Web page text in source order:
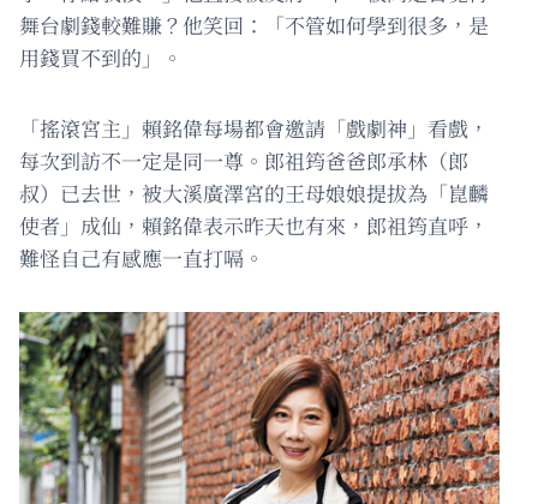
舞台劇錢較難賺？他笑回：「不管如何學到很多，是
用錢買不到的」。
「搖滾宮主」賴銘偉每場都會邀請「戲劇神」看戲，
每次到訪不一定是同一尊。郎祖筠爸爸郎承林（郎
叔）已去世，被大溪廣澤宮的王母娘娘提拔為「崑麟
使者」成仙，賴銘偉表示昨天也有來，郎祖筠直呼，
難怪自己有感應一直打嗝。